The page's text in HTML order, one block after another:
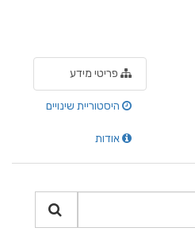
פריטי מידע
היסטוריית שינויים
אודות